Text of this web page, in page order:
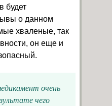
будет
о данном
хваленые, так
он еще и
очень
чего